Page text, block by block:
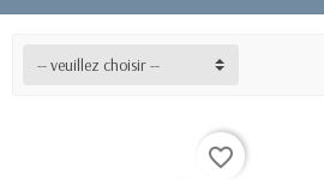
-- veuillez choisir --
favorite_border